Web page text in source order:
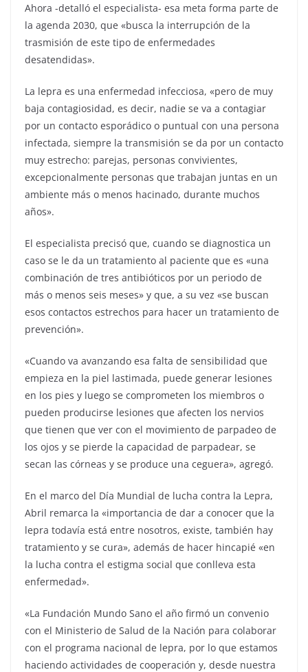
Ahora -detalló el especialista- esa meta forma parte de
la agenda 2030, que «busca la interrupción de la
trasmisión de este tipo de enfermedades
desatendidas».
La lepra es una enfermedad infecciosa, «pero de muy
baja contagiosidad, es decir, nadie se va a contagiar
por un contacto esporádico o puntual con una persona
infectada, siempre la transmisión se da por un contacto
muy estrecho: parejas, personas convivientes,
excepcionalmente personas que trabajan juntas en un
ambiente más o menos hacinado, durante muchos
años».
El especialista precisó que, cuando se diagnostica un
caso se le da un tratamiento al paciente que es «una
combinación de tres antibióticos por un periodo de
más o menos seis meses» y que, a su vez «se buscan
esos contactos estrechos para hacer un tratamiento de
prevención».
«Cuando va avanzando esa falta de sensibilidad que
empieza en la piel lastimada, puede generar lesiones
en los pies y luego se comprometen los miembros o
pueden producirse lesiones que afecten los nervios
que tienen que ver con el movimiento de parpadeo de
los ojos y se pierde la capacidad de parpadear, se
secan las córneas y se produce una ceguera», agregó.
En el marco del Día Mundial de lucha contra la Lepra,
Abril remarca la «importancia de dar a conocer que la
lepra todavía está entre nosotros, existe, también hay
tratamiento y se cura», además de hacer hincapié «en
la lucha contra el estigma social que conlleva esta
enfermedad».
«La Fundación Mundo Sano el año firmó un convenio
con el Ministerio de Salud de la Nación para colaborar
con el programa nacional de lepra, por lo que estamos
haciendo actividades de cooperación y, desde nuestra